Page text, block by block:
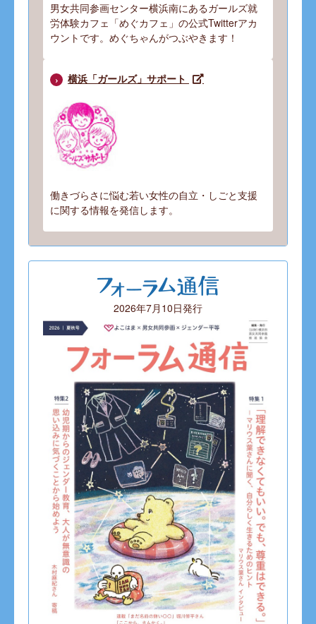
男女共同参画センター横浜南にあるガールズ就
労体験カフェ「めぐカフェ」の公式Twitterアカ
ウントです。めぐちゃんがつぶやきます！
横浜「ガールズ」サポート
働きづらさに悩む若い女性の自立・しごと支援
に関する情報を発信します。
2026年7月10日発行